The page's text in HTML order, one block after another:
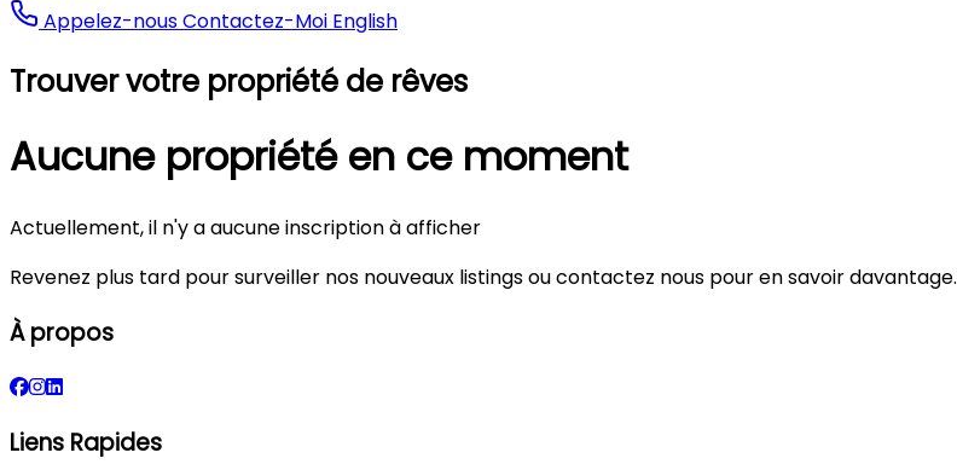
Appelez-nousContactez-Moi English
Trouver votre propriété de rêves
Aucune propriété en ce moment
Actuellement, il n'y a aucune inscription à afficher
Revenez plus tard pour surveiller nos nouveaux listings ou contactez nous pour en savoir davantage.
À propos
Liens Rapides